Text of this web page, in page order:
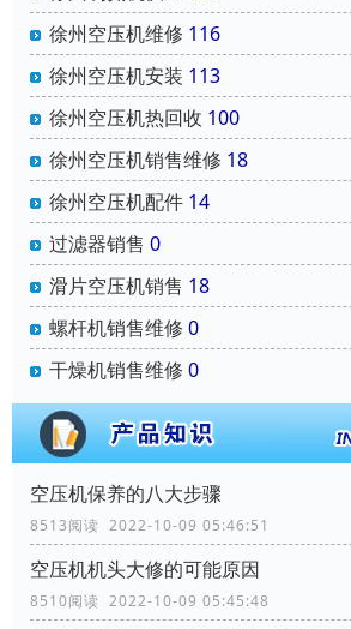
徐州空压机维修 116
徐州空压机安装 113
徐州空压机热回收 100
徐州空压机销售维修 18
徐州空压机配件 14
过滤器销售 0
滑片空压机销售 18
螺杆机销售维修 0
干燥机销售维修 0
空压机保养的八大步骤
8513阅读 2022-10-09 05:46:51
空压机机头大修的可能原因
8510阅读 2022-10-09 05:45:48